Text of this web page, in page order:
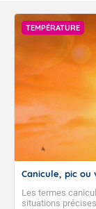
TEMPÉRATURE
Canicule, pic
Les termes
situations